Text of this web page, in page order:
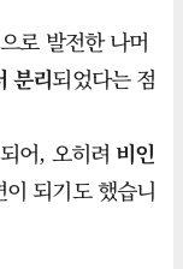
로 발전한 나머
분리되었다는 점
어, 오히려 비인
되기도 했습니